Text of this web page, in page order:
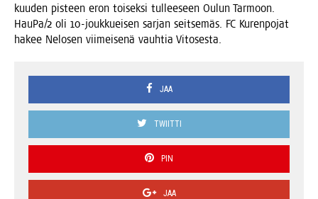
kuu­den pis­teen eron toi­sek­si tul­lee­seen Oulun Tar­moon.
HauPa/2 oli 10-jouk­kuei­sen sar­jan seit­se­mäs. FC Kuren­po­jat
hakee Nelo­sen vii­mei­se­nä vauh­tia Vitosesta.
JAA
TWIITTI
PIN
JAA